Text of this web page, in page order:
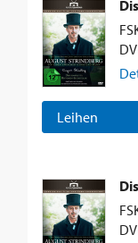
Leihen